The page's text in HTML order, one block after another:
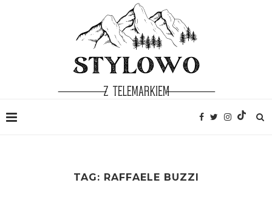
TAG: RAFFAELE BUZZI